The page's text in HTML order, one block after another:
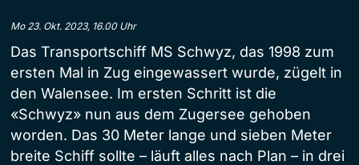
Mo 23. Okt. 2023, 16.00 Uhr
Das Transportschiff MS Schwyz, das 1998 zum
ersten Mal in Zug eingewassert wurde, zügelt in
den Walensee. Im ersten Schritt ist die
«Schwyz» nun aus dem Zugersee gehoben
worden. Das 30 Meter lange und sieben Meter
breite Schiff sollte – läuft alles nach Plan – in drei